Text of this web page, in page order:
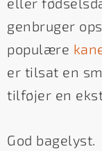
genbruger
populære
er tilsat en
tilføjer en
God bagelyst.